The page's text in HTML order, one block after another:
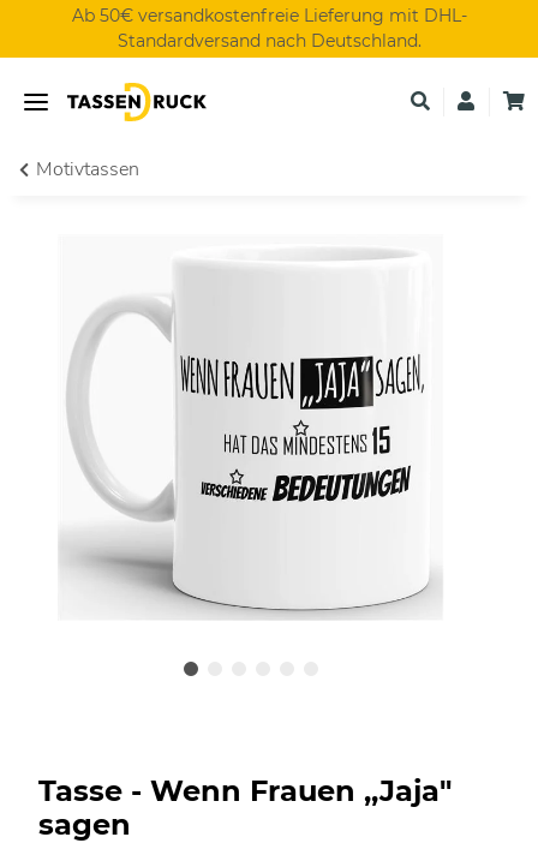
Ab 50€ versandkostenfreie Lieferung mit DHL-
Standardversand nach Deutschland.
Motivtassen
Tasse - Wenn Frauen ,,Jaja"
sagen